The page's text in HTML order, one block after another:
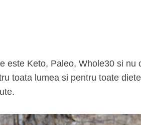
toata lumea si pentru toate